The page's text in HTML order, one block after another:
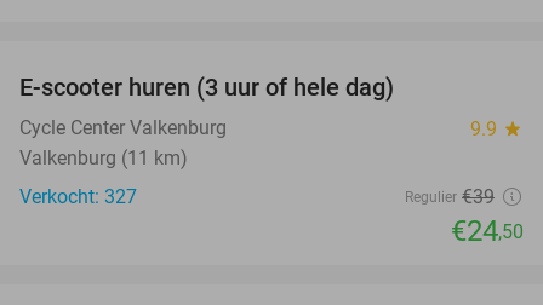
E-scooter huren (3 uur of hele dag)
Cycle Center Valkenburg 9.9 star
Valkenburg (11 km)
Verkocht: 327
Regulier €39
€24,50